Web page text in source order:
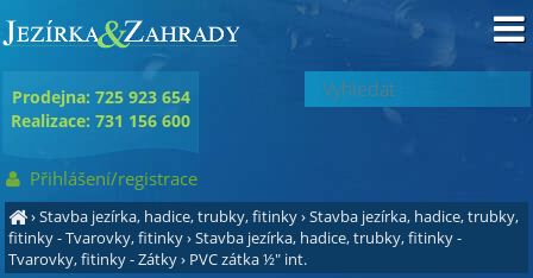
›Stavba jezírka, hadice, trubky, fitinky›Stavba jezírka, hadice, trubky,
fitinky - Tvarovky, fitinky›Stavba jezírka, hadice, trubky, fitinky -
Tvarovky, fitinky - Zátky› PVC zátka ½" int.
Prodejna: 725 923 654
Realizace: 731 156 600
Přihlášení/registrace